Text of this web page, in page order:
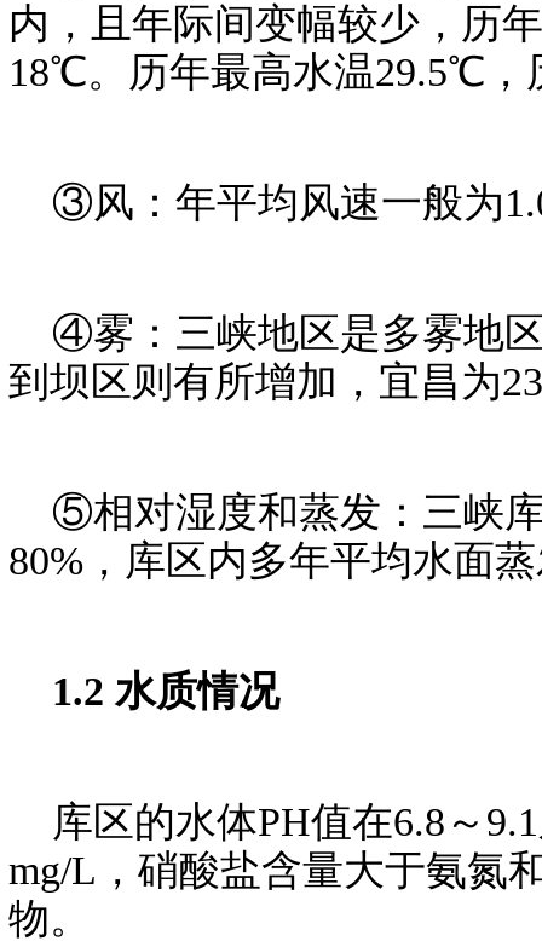
内，且年际间变幅较少，历
18℃。历年最高水温29.5℃
③风：年平均风速一般为
④雾：三峡地区是多雾地区
到坝区则有所增加，宜昌为
⑤相对湿度和蒸发：三峡库
80%，库区内多年平均水面
1.2 水质情况
库区的水体PH值在6.8～
mg/L，硝酸盐含量大于氨氮
物。